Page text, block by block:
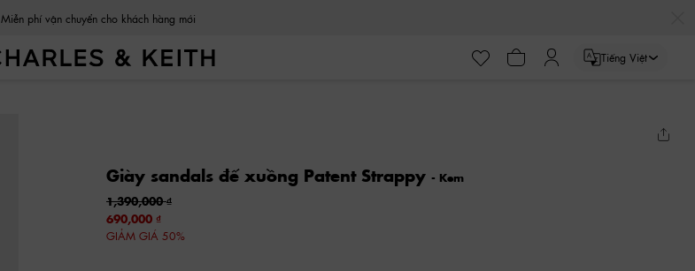
Miễn phí vận chuyển cho khách hàng mới
Tiếng Việt
Giày sandals đế xuồng Patent Strappy - Kem
1,390,000
690,000
GIẢM GIÁ 50%